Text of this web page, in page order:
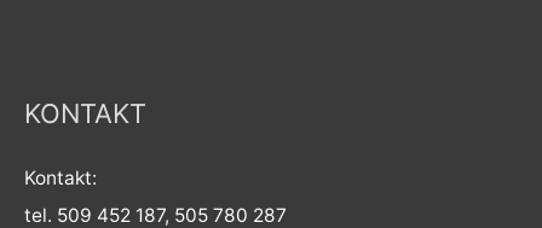
KONTAKT
Kontakt:
tel. 509 452 187, 505 780 287